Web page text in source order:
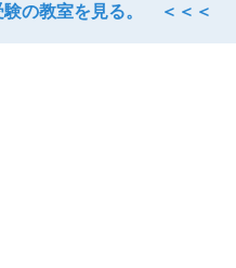
の教室を見る。 ＜＜＜